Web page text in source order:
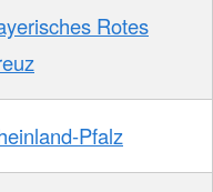
Rotes
Pfalz